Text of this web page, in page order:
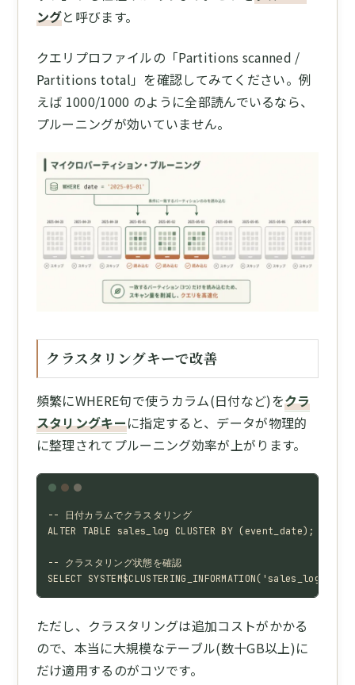
ングと呼びます。
クエリプロファイルの「Partitions scanned /
Partitions total」を確認してみてください。例
えば 1000/1000 のように全部読んでいるなら、
プルーニングが効いていません。
クラスタリングキーで改善
頻繁にWHERE句で使うカラム(日付など)をクラ
スタリングキーに指定すると、データが物理的
に整理されてプルーニング効率が上がります。
-- 日付カラムでクラスタリング
ALTER TABLE sales_log CLUSTER BY (event_date);
-- クラスタリング状態を確認
SELECT SYSTEM$CLUSTERING_INFORMATION('sales_log');
ただし、クラスタリングは追加コストがかかる
ので、本当に大規模なテーブル(数十GB以上)に
だけ適用するのがコツです。